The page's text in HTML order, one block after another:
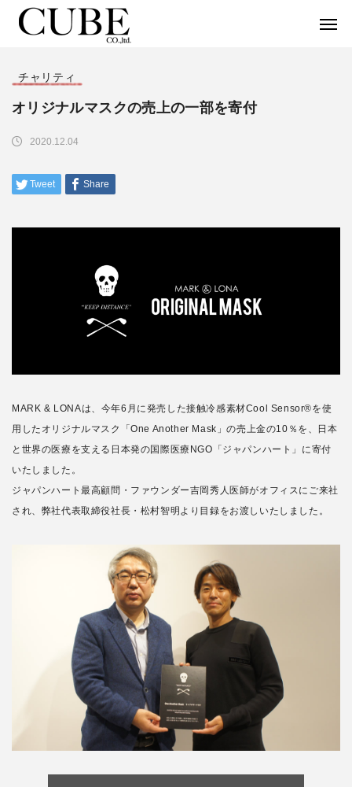
チャリティ
オリジナルマスクの売上の一部を寄付
2020.12.04
MARK & LONAは、今年6月に発売した接触冷感素材Cool Sensor®を使
用したオリジナルマスク「One Another Mask」の売上金の10％を、日本
と世界の医療を支える日本発の国際医療NGO「ジャパンハート」に寄付
いたしました。
ジャパンハート最高顧問・ファウンダー吉岡秀人医師がオフィスにご来社
され、弊社代表取締役社長・松村智明より目録をお渡しいたしました。